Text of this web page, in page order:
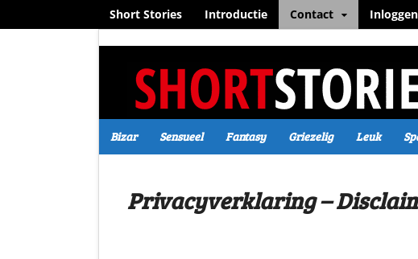
Short Stories Introductie Contact Inloggen
Bizar Sensueel Fantasy Griezelig Leuk
Privacyverklaring –